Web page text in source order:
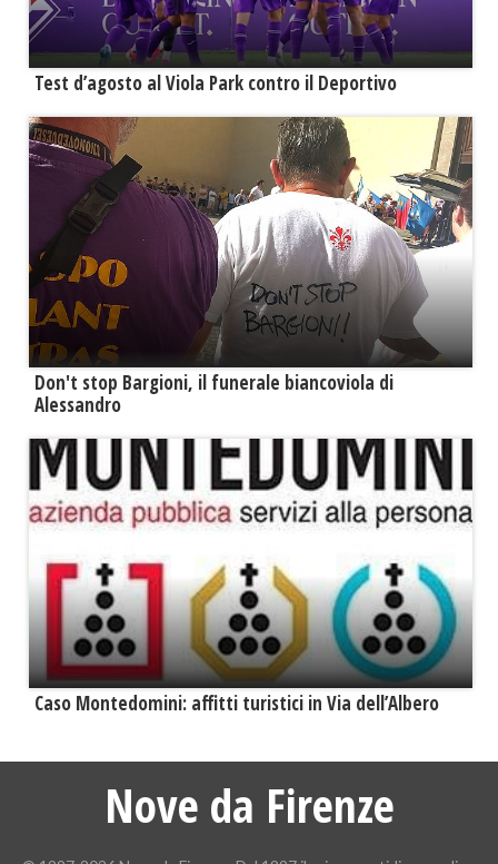
Test d’agosto al Viola Park contro il Deportivo
Don't stop Bargioni, il funerale biancoviola di
Alessandro
Caso Montedomini: affitti turistici in Via dell’Albero
Nove da Firenze